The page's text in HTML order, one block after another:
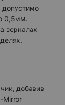
допустимо
0,5мм.
зеркалах
добавив
Mirror